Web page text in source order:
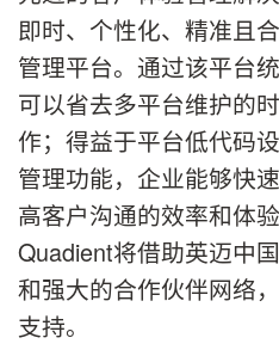
即时、个性化、精准且
管理平台。通过该平台
可以省去多平台维护的
作；得益于平台低代码
管理功能，企业能够快
高客户沟通的效率和体
Quadient将借助英迈中
和强大的合作伙伴网络
支持。